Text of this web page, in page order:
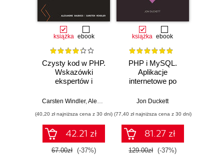
książka ebook
Czysty kod w PHP.
Wskazówki
ekspertów i
rozwiązania
piękny, przystępny
i łatwy w
utrzymaniu kod
PHP
Carsten Windler, Alexandre Daubois
(40,20 zł najniższa cena z 30 dni)
42.21 zł
67.00zł (-37%)
książka ebook
PHP i MySQL.
Aplikacje
internetowe po
Jon Duckett
(77,40 zł najniższa cena z 30 dni)
81.27 zł
129.00zł (-37%)